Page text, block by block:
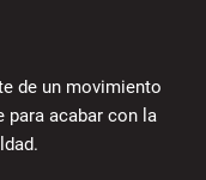
de un movimiento
para acabar con la